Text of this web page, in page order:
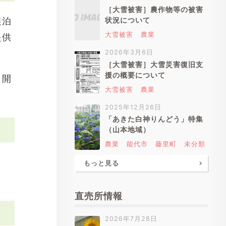
［大雪被害］農作物等の被害
状況について
大雪被害 農業
2026年3月6日
［大雪被害］大雪災害復旧支
援の概要について
大雪被害 農業
2025年12月26日
「あきた白神りんどう」特集
（山本地域）
農業 能代市 藤里町 未分類
もっと見る
直売所情報
2026年7月28日